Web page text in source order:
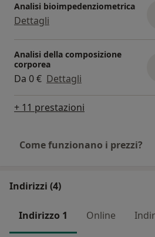
Analisi bioimpedenziometrica
Dettagli
Analisi della composizione
corporea
Da 0 € Dettagli
+ 11 prestazioni
Come funzionano i prezzi?
Indirizzi (4)
Indirizzo 1 Online